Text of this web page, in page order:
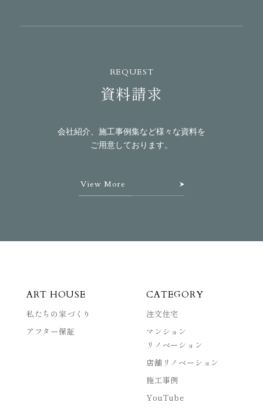
REQUEST
資料請求
会社紹介、施工事例集など様々な資料を
ご用意しております。
View More
ART HOUSE
私たちの家づくり
アフター保証
CATEGORY
注文住宅
マンション
リノベーション
店舗リノベーション
施工事例
YouTube